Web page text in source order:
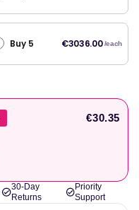
Buy 5 €3036.00 /each
€30.35
30-Day
Returns
Priority
Support